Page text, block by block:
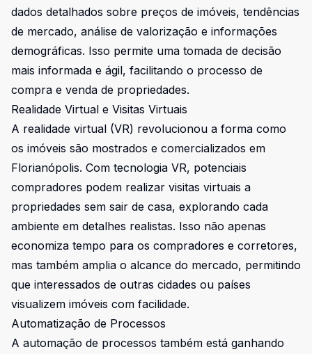
dados detalhados sobre preços de imóveis, tendências
de mercado, análise de valorização e informações
demográficas. Isso permite uma tomada de decisão
mais informada e ágil, facilitando o processo de
compra e venda de propriedades.
Realidade Virtual e Visitas Virtuais
A realidade virtual (VR) revolucionou a forma como
os imóveis são mostrados e comercializados em
Florianópolis. Com tecnologia VR, potenciais
compradores podem realizar visitas virtuais a
propriedades sem sair de casa, explorando cada
ambiente em detalhes realistas. Isso não apenas
economiza tempo para os compradores e corretores,
mas também amplia o alcance do mercado, permitindo
que interessados de outras cidades ou países
visualizem imóveis com facilidade.
Automatização de Processos
A automação de processos também está ganhando